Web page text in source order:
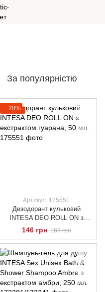
За популярністю
−20%
Артикул: 175551
Дезодорант кульковий
INTESA DEO ROLL ON з
екстрактом гуарана, 50 мл.
146 грн 183 грн